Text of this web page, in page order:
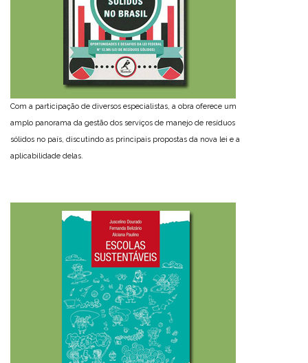
Com a participação de diversos especialistas, a obra oferece um
amplo panorama da gestão dos serviços de manejo de resíduos
sólidos no país, discutindo as principais propostas da nova lei e a
aplicabilidade delas.